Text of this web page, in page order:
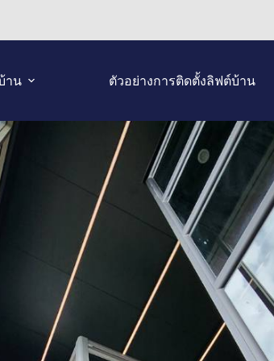
าน ตัวอย่างการติดตั้งลิฟต์บ้าน